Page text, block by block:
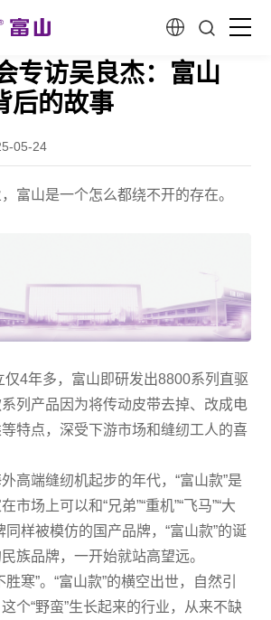
合作咨询
专访吴良杰：富山
后的故事
05-24
富山是一个怎么都绕不开的存在。
仅4年多，富山即研发出8800系列直驱
列产品因为将传动皮带去掉、改成电
特点，深受下游市场和缝纫工人的喜
高端缝纫机起步的年代，“富山款”是
市场上可以和“兄弟”“重机”“飞马”“大
同样被模仿的国产品牌，“富山款”的诞
族品牌，一开始就站高望远。
寒”。“富山款”的横空出世，自然引
个“野蛮”生长起来的行业，从来不缺